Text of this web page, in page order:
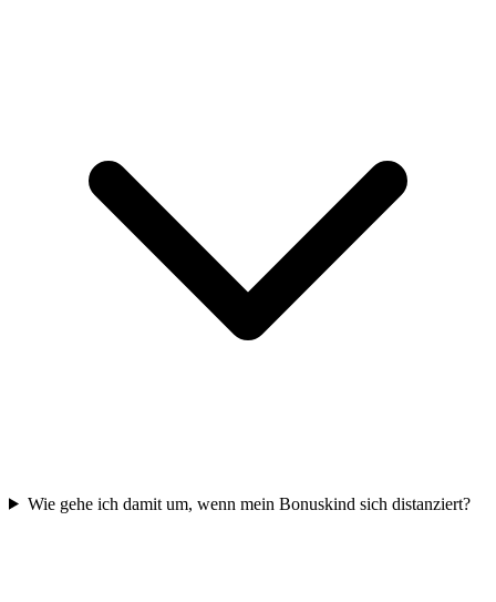
Wie gehe ich damit um, wenn mein Bonuskind sich distanziert?